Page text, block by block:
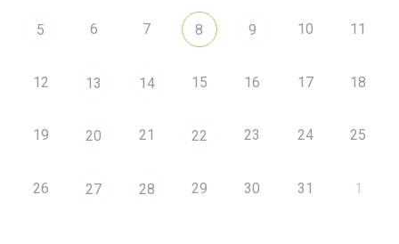
5 6 7 8 9 10 11
12 13 14 15 16 17 18
19 20 21 22 23 24 25
26 27 28 29 30 31 1